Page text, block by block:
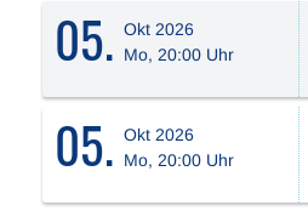
05. Okt 2026
Mo, 20:00 Uhr
05. Okt 2026
Mo, 20:00 Uhr